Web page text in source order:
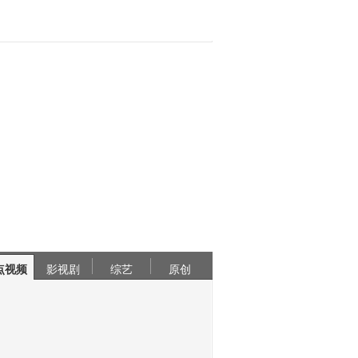
视频 影视剧 综艺 原创